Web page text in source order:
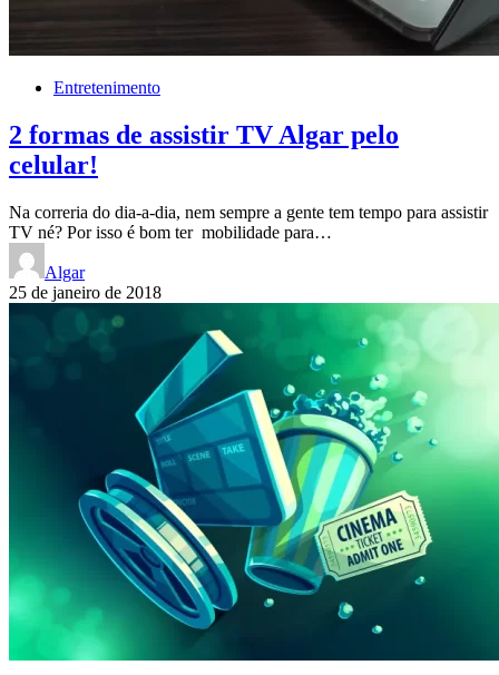
Entretenimento
2 formas de assistir TV Algar pelo
celular!
Na correria do dia-a-dia, nem sempre a gente tem tempo para assistir
TV né? Por isso é bom ter mobilidade para…
Algar
25 de janeiro de 2018